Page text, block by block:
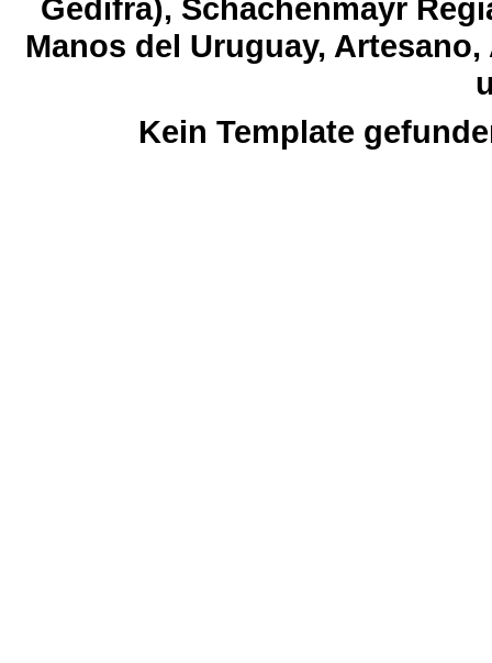
Gedifra), Schachenmayr
Manos del Uruguay,
Kein Template